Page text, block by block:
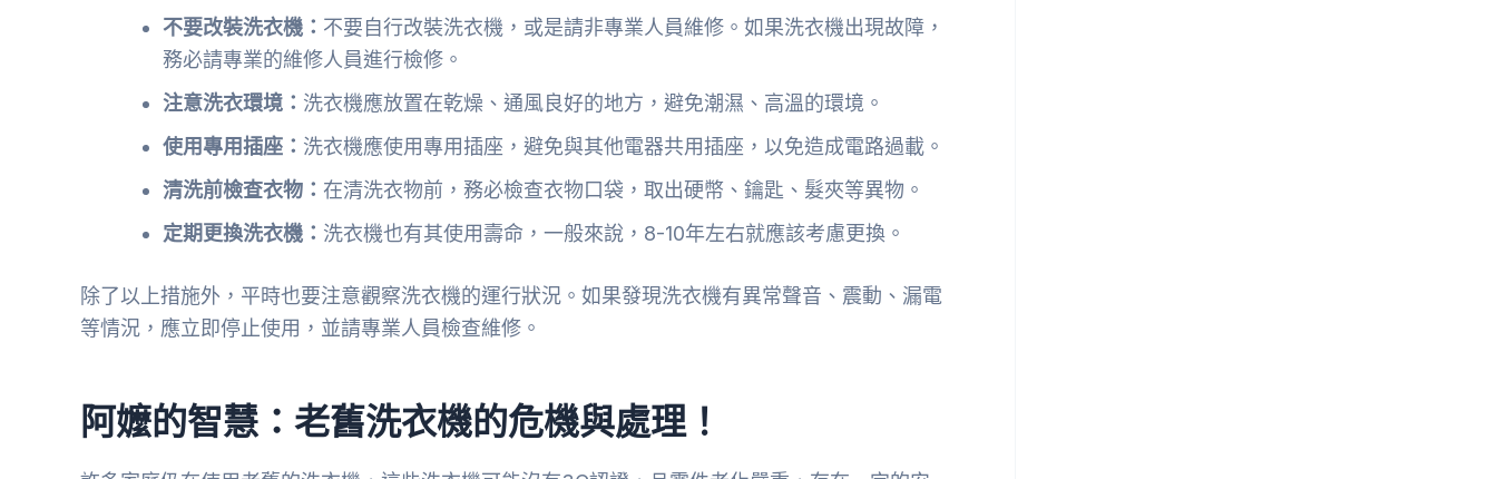
不要改裝洗衣機： 不要自行改裝洗衣機，或是請非專業人員維修。如果洗衣機出現故障，
務必請專業的維修人員進行檢修。
注意洗衣環境： 洗衣機應放置在乾燥、通風良好的地方，避免潮濕、高溫的環境。
使用專用插座： 洗衣機應使用專用插座，避免與其他電器共用插座，以免造成電路過載。
清洗前檢查衣物： 在清洗衣物前，務必檢查衣物口袋，取出硬幣、鑰匙、髮夾等異物。
定期更換洗衣機： 洗衣機也有其使用壽命，一般來說，8-10年左右就應該考慮更換。
除了以上措施外，平時也要注意觀察洗衣機的運行狀況。如果發現洗衣機有異常聲音、震動、漏電
等情況，應立即停止使用，並請專業人員檢查維修。
阿嬤的智慧：老舊洗衣機的危機與處理！